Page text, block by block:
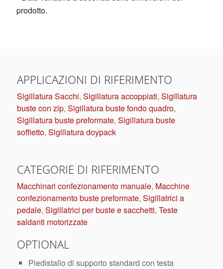
prodotto.
APPLICAZIONI DI RIFERIMENTO
Sigillatura Sacchi, Sigillatura accoppiati, Sigillatura
buste con zip, Sigillatura buste fondo quadro,
Sigillatura buste preformate, Sigillatura buste
soffietto, Sigillatura doypack
CATEGORIE DI RIFERIMENTO
Macchinari confezionamento manuale, Macchine
confezionamento buste preformate, Sigillatrici a
pedale, Sigillatrici per buste e sacchetti, Teste
saldanti motorizzate
OPTIONAL
Piedistallo di supporto standard con testa